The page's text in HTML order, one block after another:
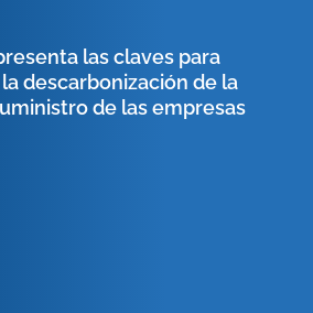
las claves para
descarbonización de la
de las empresas